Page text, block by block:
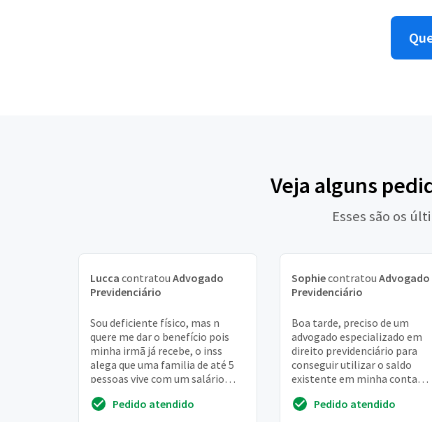
Veja alguns
Esses são os
Lucca contratou Advogado
Previdenciário
Sou deficiente físico, mas n
quere me dar o benefício pois
minha irmã já recebe, o inss
alega que uma familia de até 5
pessoas vive com um salário
Pedido atendido
Sophiecontratou Advogado
Previdenciário
Boa tarde, preciso de um
advogado especializado em
direito previdenciário para
conseguir utilizar o saldo
existente em minha conta
de empréstimo contraído ...
Pedido atendido